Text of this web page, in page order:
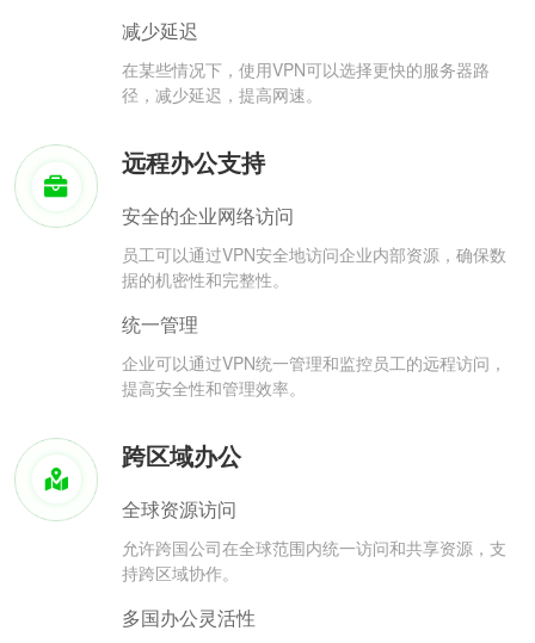
减少延迟
在某些情况下，使用VPN可以选择更快的服务器路
径，减少延迟，提高网速。
远程办公支持
安全的企业网络访问
员工可以通过VPN安全地访问企业内部资源，确保数
据的机密性和完整性。
统一管理
企业可以通过VPN统一管理和监控员工的远程访问，
提高安全性和管理效率。
跨区域办公
全球资源访问
允许跨国公司在全球范围内统一访问和共享资源，支
持跨区域协作。
多国办公灵活性